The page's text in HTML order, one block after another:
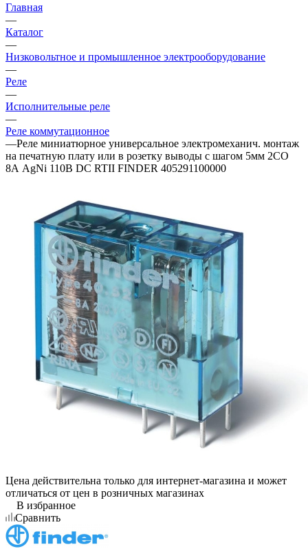
Главная
—
Каталог
—
Низковольтное и промышленное электрооборудование
—
Реле
—
Исполнительные реле
—
Реле коммутационное
—Реле миниатюрное универсальное электромеханич. монтаж
на печатную плату или в розетку выводы с шагом 5мм 2CO
8А AgNi 110В DC RTII FINDER 405291100000
Цена действительна только для интернет-магазина и может
отличаться от цен в розничных магазинах
В избранное
Сравнить